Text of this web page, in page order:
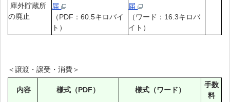
庫外貯蔵所
の廃止
届
（PDF：60.5キロバイ
ト）
届
（ワード：16.3キロバ
イト）
＜譲渡・譲受・消費＞
内容 様式（PDF） 様式（ワード）
手数
料